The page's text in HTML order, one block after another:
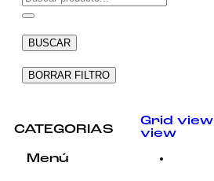
BUSCAR
BORRAR FILTRO
CATEGORIAS
Menú
Grid view
view
Necesarias
Estas
cookies no
son
Son
necesarias